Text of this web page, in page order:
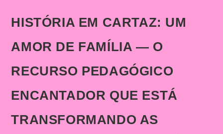
HISTÓRIA EM CARTAZ: UM
AMOR DE FAMÍLIA — O
RECURSO PEDAGÓGICO
ENCANTADOR QUE ESTÁ
TRANSFORMANDO AS